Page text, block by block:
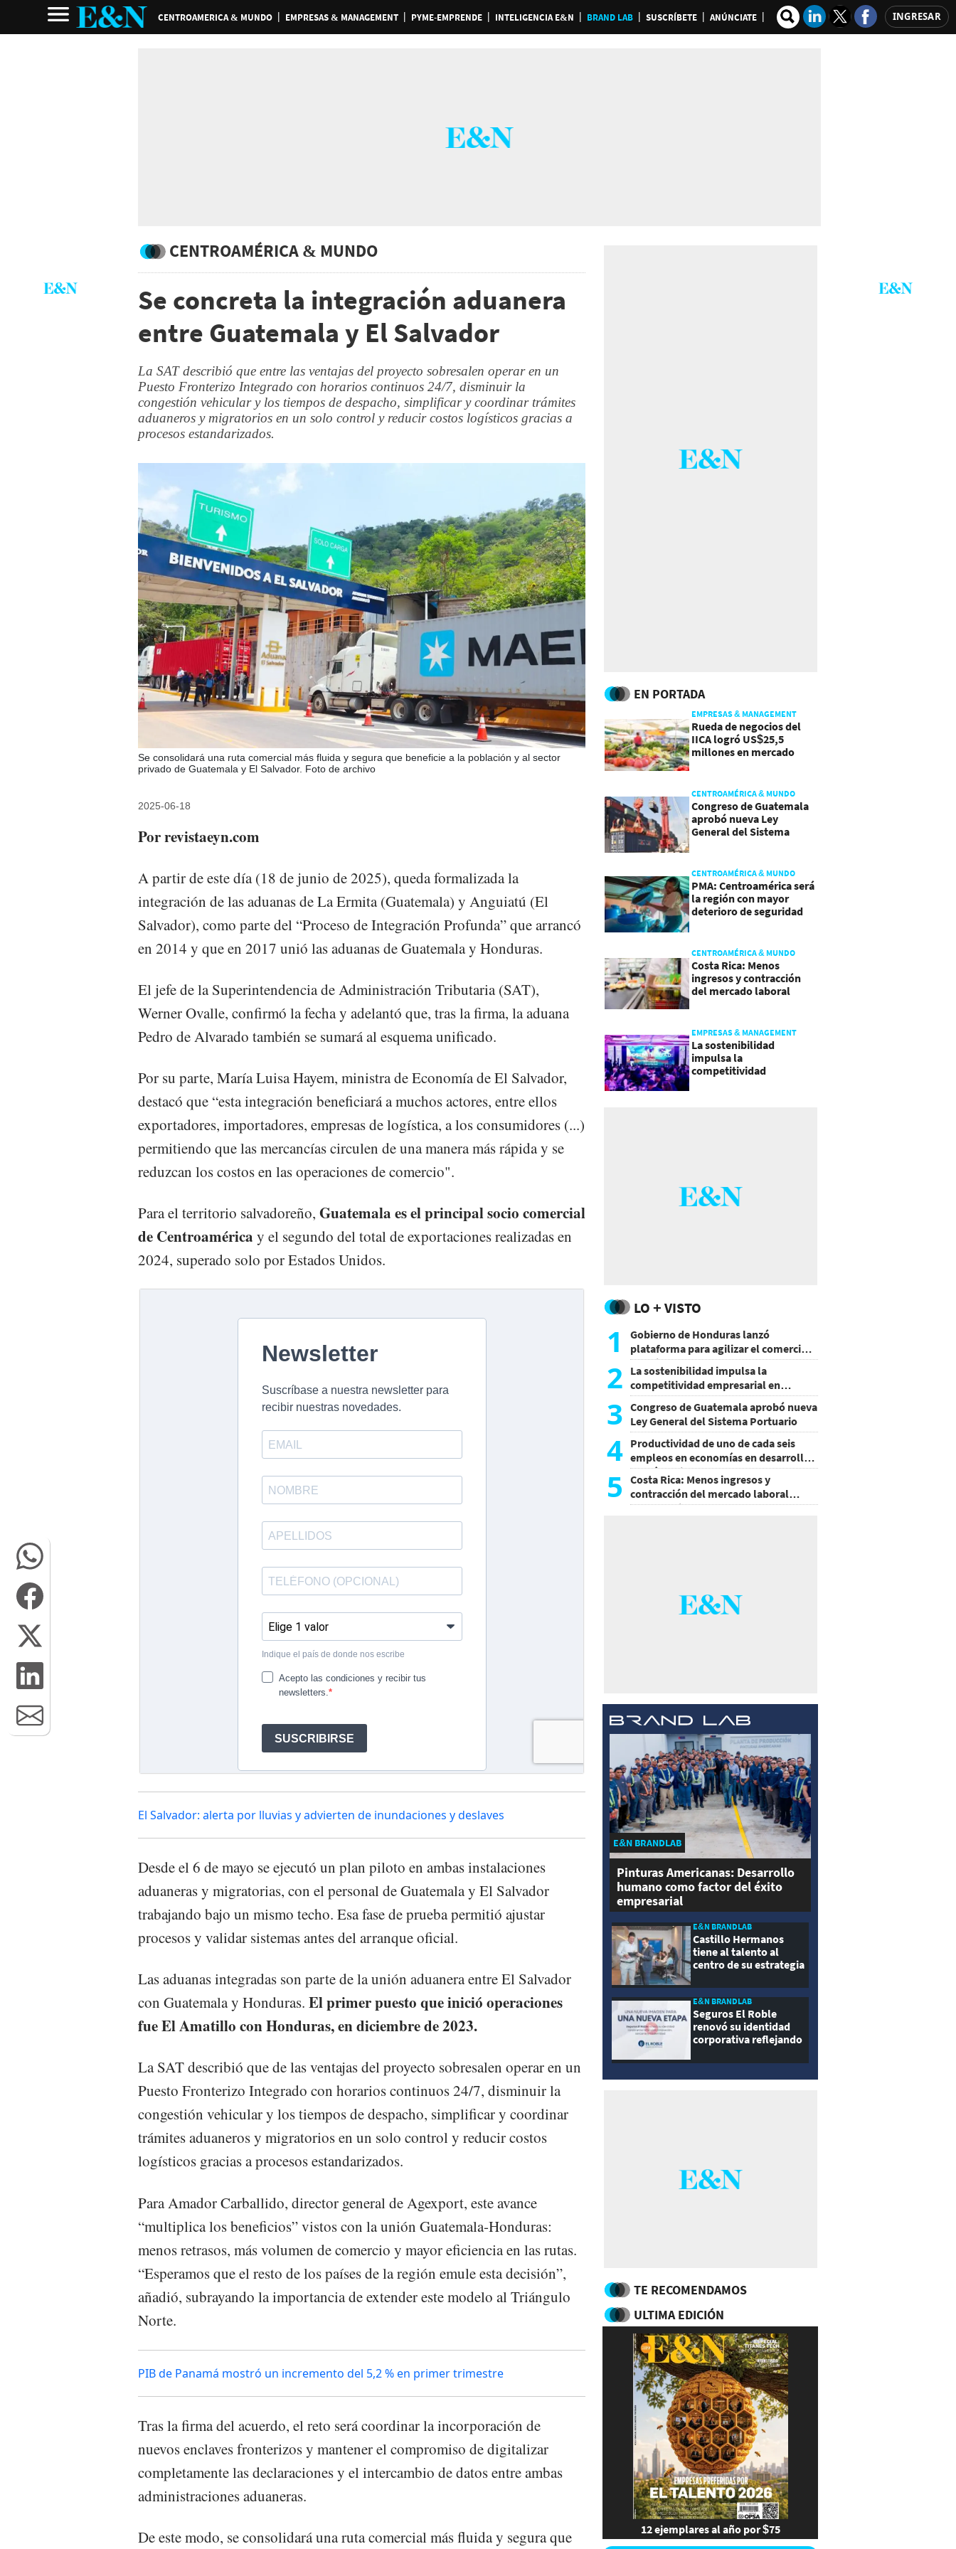
CENTROAMERICA & MUNDO EMPRESAS & MANAGEMENT PYME-EMPRENDE INTELIGENCIA E&N BRAND LAB SUSCRÍBETE ANÚNCIATE INGRESAR
CENTROAMÉRICA & MUNDO
Se concreta la integración aduanera
entre Guatemala y El Salvador
La SAT describió que entre las ventajas del proyecto sobresalen operar en un
Puesto Fronterizo Integrado con horarios continuos 24/7, disminuir la
congestión vehicular y los tiempos de despacho, simplificar y coordinar trámites
aduaneros y migratorios en un solo control y reducir costos logísticos gracias a
procesos estandarizados.
Se consolidará una ruta comercial más fluida y segura que beneficie a la población y al sector
privado de Guatemala y El Salvador. Foto de archivo
2025-06-18
Por revistaeyn.com
A partir de este día (18 de junio de 2025), queda formalizada la
integración de las aduanas de La Ermita (Guatemala) y Anguiatú (El
Salvador), como parte del “Proceso de Integración Profunda” que arrancó
en 2014 y que en 2017 unió las aduanas de Guatemala y Honduras.
El jefe de la Superintendencia de Administración Tributaria (SAT),
Werner Ovalle, confirmó la fecha y adelantó que, tras la firma, la aduana
Pedro de Alvarado también se sumará al esquema unificado.
Por su parte, María Luisa Hayem, ministra de Economía de El Salvador,
destacó que “esta integración beneficiará a muchos actores, entre ellos
exportadores, importadores, empresas de logística, a los consumidores (...)
permitiendo que las mercancías circulen de una manera más rápida y se
reduzcan los costos en las operaciones de comercio".
Para el territorio salvadoreño, Guatemala es el principal socio comercial
de Centroamérica y el segundo del total de exportaciones realizadas en
2024, superado solo por Estados Unidos.
El Salvador: alerta por lluvias y advierten de inundaciones y deslaves
Desde el 6 de mayo se ejecutó un plan piloto en ambas instalaciones
aduaneras y migratorias, con el personal de Guatemala y El Salvador
trabajando bajo un mismo techo. Esa fase de prueba permitió ajustar
procesos y validar sistemas antes del arranque oficial.
Las aduanas integradas son parte de la unión aduanera entre El Salvador
con Guatemala y Honduras. El primer puesto que inició operaciones
fue El Amatillo con Honduras, en diciembre de 2023.
La SAT describió que de las ventajas del proyecto sobresalen operar en un
Puesto Fronterizo Integrado con horarios continuos 24/7, disminuir la
congestión vehicular y los tiempos de despacho, simplificar y coordinar
trámites aduaneros y migratorios en un solo control y reducir costos
logísticos gracias a procesos estandarizados.
Para Amador Carballido, director general de Agexport, este avance
“multiplica los beneficios” vistos con la unión Guatemala‑Honduras:
menos retrasos, más volumen de comercio y mayor eficiencia en las rutas.
“Esperamos que el resto de los países de la región emule esta decisión”,
añadió, subrayando la importancia de extender este modelo al Triángulo
Norte.
PIB de Panamá mostró un incremento del 5,2 % en primer trimestre
Tras la firma del acuerdo, el reto será coordinar la incorporación de
nuevos enclaves fronterizos y mantener el compromiso de digitalizar
completamente las declaraciones y el intercambio de datos entre ambas
administraciones aduaneras.
De este modo, se consolidará una ruta comercial más fluida y segura que
EN PORTADA
EMPRESAS & MANAGEMENT
Rueda de negocios del
IICA logró US$25,5
millones en mercado
CENTROAMÉRICA & MUNDO
Congreso de Guatemala
aprobó nueva Ley
General del Sistema
CENTROAMÉRICA & MUNDO
PMA: Centroamérica será
la región con mayor
deterioro de seguridad
CENTROAMÉRICA & MUNDO
Costa Rica: Menos
ingresos y contracción
del mercado laboral
EMPRESAS & MANAGEMENT
La sostenibilidad
impulsa la
competitividad
LO + VISTO
1
Gobierno de Honduras lanzó
plataforma para agilizar el comercio
exterior
2 La sostenibilidad impulsa la
competitividad empresarial en
Guatemala
3 Congreso de Guatemala aprobó nueva
Ley General del Sistema Portuario
4 Productividad de uno de cada seis
empleos en economías en desarrollo
podría mejorar por la IA
5
Costa Rica: Menos ingresos y
contracción del mercado laboral
causan baja del consumo
E&N BRANDLAB
Pinturas Americanas: Desarrollo
humano como factor del éxito
empresarial
E&N BRANDLAB
Castillo Hermanos
tiene al talento al
centro de su estrategia
E&N BRANDLAB
Seguros El Roble
renovó su identidad
corporativa reflejando
modernidad
TE RECOMENDAMOS
ULTIMA EDICIÓN
12 ejemplares al año por $75